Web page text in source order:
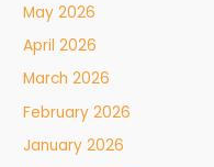
May 2026
April 2026
March 2026
February 2026
January 2026